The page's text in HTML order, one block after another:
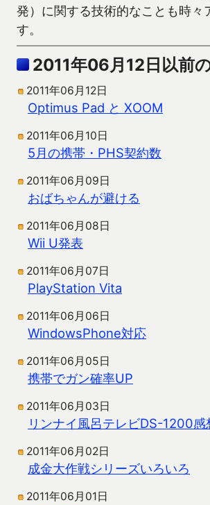
発）に関する技術的なことも時々
す。
2011年06月12日以前
2011年06月12日
Optimus Pad と XOOM
2011年06月10日
5月の携帯・PHS契約数
2011年06月09日
おばちゃんが避ける
2011年06月08日
Wii U発表
2011年06月07日
PlayStation Vita
2011年06月06日
WindowsPhone対応
2011年06月05日
携帯でガン確率UP
2011年06月03日
リンナイ風呂テレビDS-1200感
2011年06月02日
成金大作戦シリーズいろいろ
2011年06月01日